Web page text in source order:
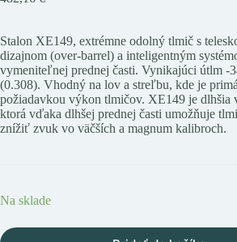
Stalon XE149, extrémne odolný tlmič s
dizajnom (over-barrel) a inteligentným
vymeniteľnej prednej časti. Vynikajúci útlm -
(0.308). Vhodný na lov a streľbu, kde je
požiadavkou výkon tlmičov. XE149 je dlhšia
ktorá vďaka dlhšej prednej časti umožňuje
znížiť zvuk vo väčších a magnum kalibroch.
Na sklade